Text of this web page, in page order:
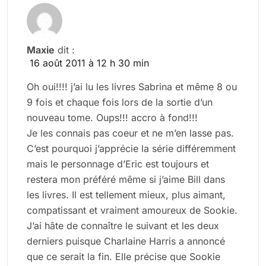
Maxie dit :
16 août 2011 à 12 h 30 min
Oh oui!!!! j’ai lu les livres Sabrina et même 8 ou
9 fois et chaque fois lors de la sortie d’un
nouveau tome. Oups!!! accro à fond!!!
Je les connais pas coeur et ne m’en lasse pas.
C’est pourquoi j’apprécie la série différemment
mais le personnage d’Eric est toujours et
restera mon préféré même si j’aime Bill dans
les livres. Il est tellement mieux, plus aimant,
compatissant et vraiment amoureux de Sookie.
J’ai hâte de connaître le suivant et les deux
derniers puisque Charlaine Harris a annoncé
que ce serait la fin. Elle précise que Sookie